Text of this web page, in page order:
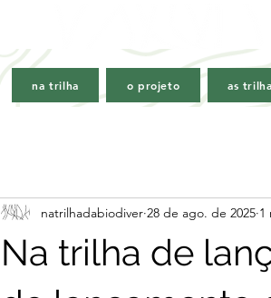
na trilha o projeto as
Na trilha de
natrilhadabiodiver 28 de ago. de 2025 1